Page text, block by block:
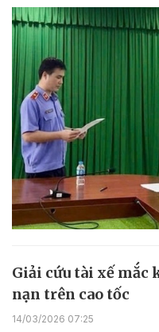
Giải cứu tài xế mắc
nạn trên cao tốc
14/03/2026 07:25